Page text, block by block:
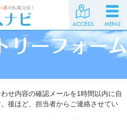
せ内容の確認メールを1時間以内に自
後ほど、担当者からご連絡させてい